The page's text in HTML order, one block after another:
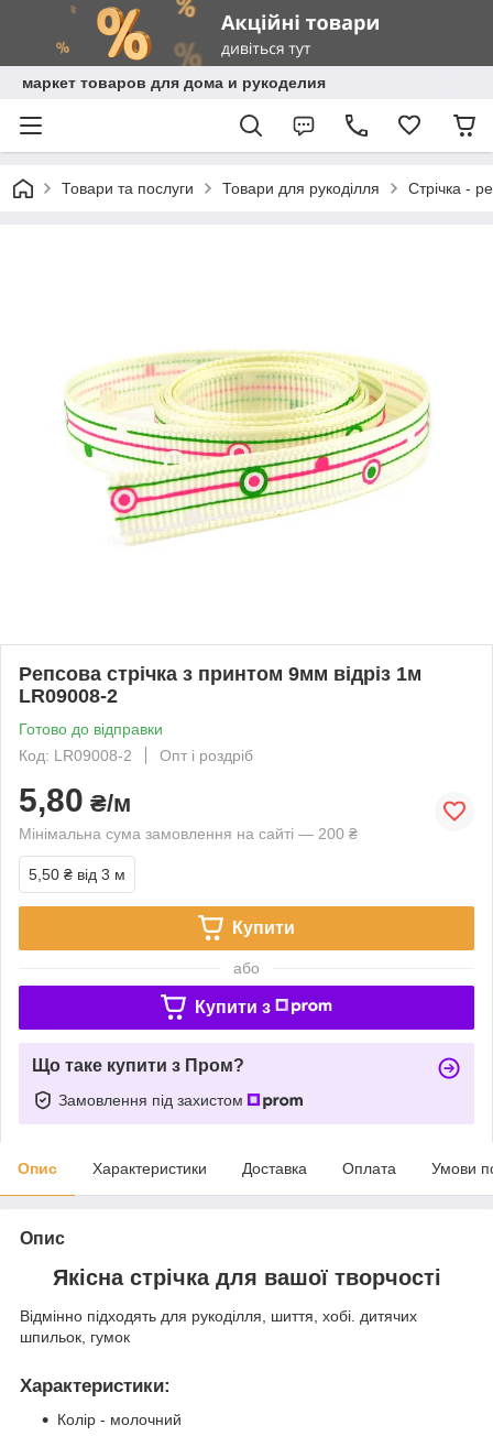
маркет товаров для дома и рукоделия
Товари та послуги Товари для рукоділля Стрічка -
Репсова стрічка з принтом 9мм відріз 1м
LR09008-2
Готово до відправки
Код: LR09008-2
Опт і роздріб
5,80 ₴/м
Мінімальна сума замовлення на сайті — 200 ₴
5,50 ₴ від 3 м
Купити
або
Купити з
Що таке купити з Пром?
Замовлення під захистом
Опис Характеристики Доставка Оплата Умови
Опис
Якісна стрічка для вашої творчості
Відмінно підходять для рукоділля, шиття, хобі. дитячих
шпильок, гумок
Характеристики:
Колір - молочний